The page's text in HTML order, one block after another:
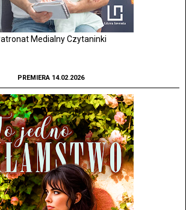
Medialny Czytaninki
PREMIERA 14.02.2026